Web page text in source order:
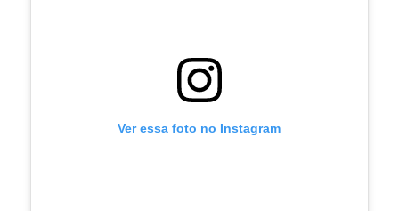
Ver essa foto no Instagram